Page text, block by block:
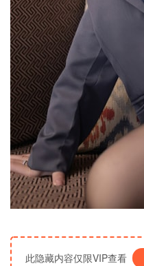
此隐藏内容仅限VIP查看